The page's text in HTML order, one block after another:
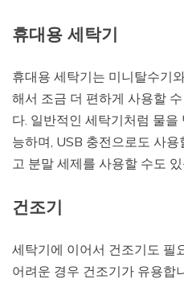
휴대용 세탁기
휴대용 세탁기는 미니탈수기
해서 조금 더 편하게 사용할
다. 일반적인 세탁기처럼 물
능하며, USB 충전으로도 사
고 분말 세제를 사용할 수도
건조기
세탁기에 이어서 건조기도 필
어려운 경우 건조기가 유용합